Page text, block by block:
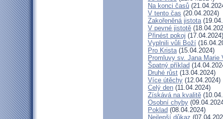
Na konci časů
V tento čas (20.04.2024)
Zakořeněná jistota
V pevné jistotě
Přinést pokoj (17.04.2024)
Vyplnili vůli Boží
Pro Krista(15.04.2024)
Promluvy sv. Jana Marie
Špatný příklad
Druhé růst (13.04.2024)
Více útěchy (12.04.2024)
Celý den (11.04.2024)
Získává na kvalitě
Osobní chyby
Poklad (08.04.2024)
Nejlepší důkaz